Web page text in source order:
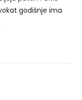
godišnje ima